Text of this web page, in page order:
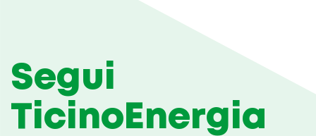
Segui
TicinoEnergia